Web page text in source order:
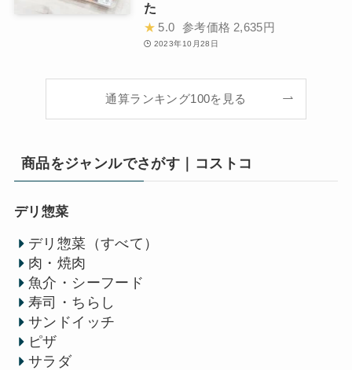
た
★ 5.0 参考価格 2,635円
2023年10月28日
通算ランキング100を見る
商品をジャンルでさがす｜コストコ
デリ惣菜
デリ惣菜（すべて）
肉・焼肉
魚介・シーフード
寿司・ちらし
サンドイッチ
ピザ
サラダ